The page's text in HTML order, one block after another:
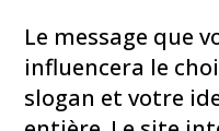
Le message que
influencera le
slogan et votre